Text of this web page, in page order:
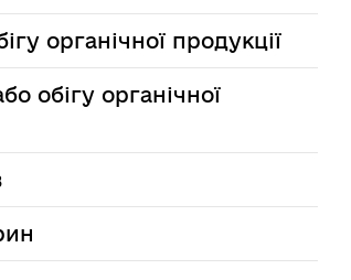
органічної продукції
обігу органічної